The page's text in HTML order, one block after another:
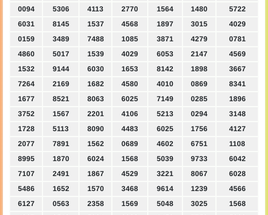
0094
5306 4113 2770 1564 1480
5722
6031
8145 1537 4568 1897 3015
4029
0159
3489 7488 1085 3871 4279
0781
4860
5017 1539 4029 6053 2147
4569
1532
9144 6030 1653 8142 1898
3667
7264
2169 1682 4580 4010 0869
8341
1677
8521 8063 6025 7149 0285
1896
3752
1567 2201 4106 5213 0294
3148
1728
5113 8090 4483 6025 1756
4127
2077
7891 1562 0689 4602 6751
1108
8995
1870 6024 1568 5039 9733
6042
7107
2491 1867 4529 3221 8067
6028
5486
1652 1570 3468 9614 1239
4566
6127
0563 2358 1569 5048 3025
1568